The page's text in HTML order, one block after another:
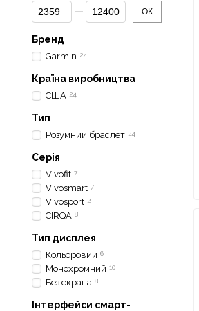
Від Ціна, грн
До Ціна, грн ОК
Бренд
Garmin 24
Країна виробництва
США 24
Тип
Розумний браслет 24
Серія
Vivofit 7
Vivosmart 7
Vivosport 2
CIRQA 8
Тип дисплея
Кольоровий 6
Монохромний 10
Без екрана 8
Інтерфейси смарт-